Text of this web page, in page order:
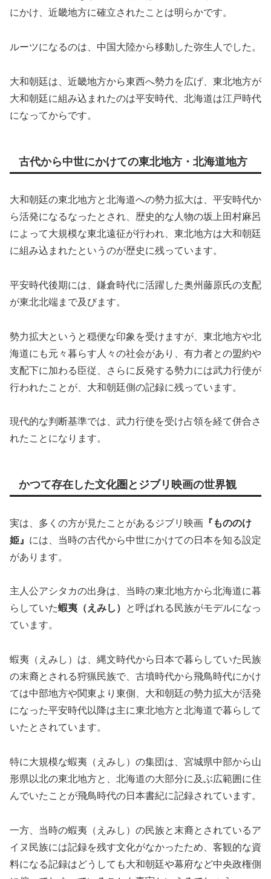
にかけ、近畿地方に確立されたことは明らかです。
ルーツになるのは、中国大陸から移動した弥生人でした。
大和朝廷は、近畿地方から東西へ勢力を広げ、東北地方が
大和朝廷に組み込まれたのは平安時代、北海道は江戸時代
になってからです。
古代から中世にかけての東北地方・北海道地方
大和朝廷の東北地方と北海道への勢力拡大は、平安時代か
ら活発になるなったとされ、歴史的な人物の坂上田村麻呂
によって大規模な東北遠征が行われ、東北地方は大和朝廷
に組み込まれたというのが歴史に残っています。
平安時代後期には、鎌倉時代に活躍した奥州藤原氏の支配
が東北北端まで及びます。
勢力拡大というと穏便な印象を受けますが、東北地方や北
海道にも元々暮らす人々の社会があり、有力者との盟約や
支配下に加わる臣従、さらに反発する勢力には武力行使が
行われたことが、大和朝廷側の記録に残っています。
現代的な判断基準では、武力行使を受け占領を経て併合さ
れたことになります。
かつて存在した文化圏とジブリ映画の世界観
実は、多くの方が見たことがあるジブリ映画 『もののけ
姫』 には、当時の古代から中世にかけての日本を知る設定
があります。
主人公アシタカの出身は、当時の東北地方から北海道に暮
らしていた蝦夷（えみし）
と呼ばれる民族がモデルになっ
ています。
蝦夷（えみし）は、縄文時代から日本で暮らしていた民族
の末裔とされる狩猟民族で、古墳時代から飛鳥時代にかけ
ては中部地方や関東より東側、大和朝廷の勢力拡大が活発
になった平安時代以降は主に東北地方と北海道で暮らして
いたとされています。
特に大規模な蝦夷（えみし）の集団は、宮城県中部から山
形県以北の東北地方と、北海道の大部分に及ぶ広範囲に住
んでいたことが飛鳥時代の日本書紀に記録されています。
一方、当時の蝦夷（えみし）の民族と末裔とされているア
イヌ民族には記録を残す文化がなかったため、客観的な資
料になる記録はどうしても大和朝廷や幕府など中央政権側